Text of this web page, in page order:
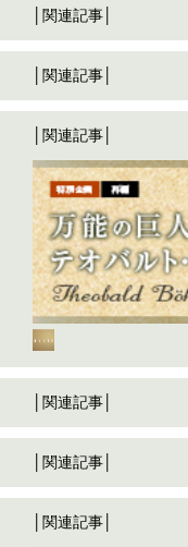
│関連記事│
│関連記事│
│関連記事│
│関連記事│
│関連記事│
│関連記事│